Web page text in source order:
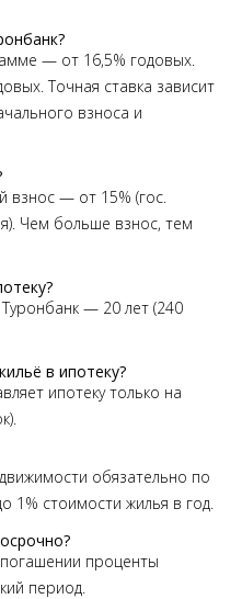
— от 16,5% годовых.
Точная ставка зависит
взноса и
— от 15% (гос.
Чем больше взнос, тем
— 20 лет (240
в ипотеку?
ипотеку только на
обязательно по
1% стоимости жилья в год.
проценты
период.